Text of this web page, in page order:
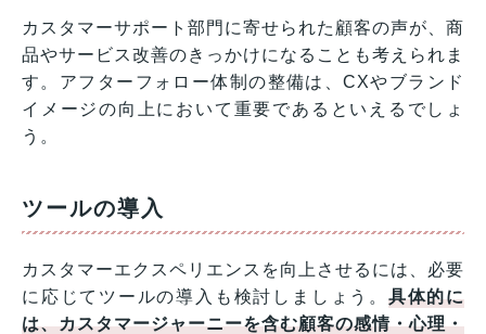
カスタマーサポート部門に寄せられた顧客の声が、商
品やサービス改善のきっかけになることも考えられま
す。アフターフォロー体制の整備は、CXやブランド
イメージの向上において重要であるといえるでしょ
う。
ツールの導入
カスタマーエクスペリエンスを向上させるには、必要
に応じてツールの導入も検討しましょう。 具体的に
は、カスタマージャーニーを含む顧客の感情・心理・